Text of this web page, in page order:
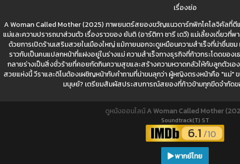
เรื่องย่อ
A Woman Called Mother (2025) ภาพยนตร์สยองขวัญแนวดาร์กพิกโคโลจิคัลที่
แม่และความปรารถนาส่วนตัว เรื่องราวของ ยันติ (อาร์ติกา ซารี เดวี) แม่เลี้ยงเดี่ยวที่
ด้วยการเปิดร้านเสริมสวยในเมืองใหญ่ แม้ภายนอกจะดูเหมือนความสำเร็จที่น่าชื่น
ราวกับเป็นคนแปลกหน้าที่แฝงอยู่ในร่างแม่ ความสำเร็จทางธุรกิจที่ก้าวกระโดดขอ
กลายร่างเป็นสิ่งชั่วร้ายที่คอยกัดกินความสุขและสร้างความหวาดกลัวให้กับลูกตัวเ
สวยแห่งนี้ วีราและดิโนต้องเผชิญหน้ากับคำถามที่น่าขนลุกว่า ผู้หญิงตรงหน้าคือ "แม่"
มนุษย์? เตรียมสัมผัสประสบการณ์สยองที่ก้าวข้ามทุกขีดจำกัดข
ดูหนังออนไลน์A Woman Called Mother
Soundtrack(T) ST
6.1 /10
พากย์ไทย